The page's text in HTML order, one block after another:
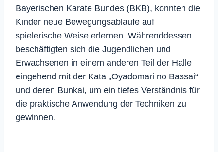
Bayerischen Karate Bundes (BKB), konnten die
Kinder neue Bewegungsabläufe auf
spielerische Weise erlernen. Währenddessen
beschäftigten sich die Jugendlichen und
Erwachsenen in einem anderen Teil der Halle
eingehend mit der Kata „Oyadomari no Bassai“
und deren Bunkai, um ein tiefes Verständnis für
die praktische Anwendung der Techniken zu
gewinnen.